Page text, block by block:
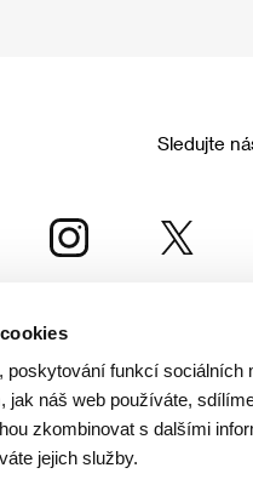
poskytování funkcí
jak náš web používáte,
zkombinovat s dalšími
jejich služby.
Sledujte
rodiny KVIFF Group,